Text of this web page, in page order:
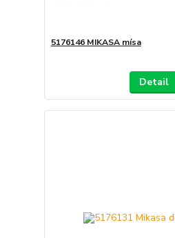
5176146 MIKASA mísa
Detail